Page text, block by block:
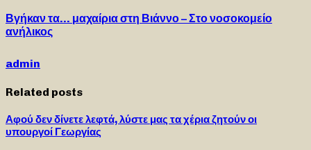
Βγήκαν τα… μαχαίρια στη Βιάννο – Στο νοσοκομείο
ανήλικος
admin
Related posts
Αφού δεν δίνετε λεφτά, λύστε μας τα χέρια ζητούν οι
υπουργοί Γεωργίας